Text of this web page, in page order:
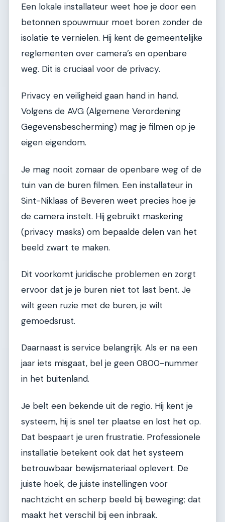
Een lokale installateur weet hoe je door een
betonnen spouwmuur moet boren zonder de
isolatie te vernielen. Hij kent de gemeentelijke
reglementen over camera’s en openbare
weg. Dit is cruciaal voor de privacy.
Privacy en veiligheid gaan hand in hand.
Volgens de AVG (Algemene Verordening
Gegevensbescherming) mag je filmen op je
eigen eigendom.
Je mag nooit zomaar de openbare weg of de
tuin van de buren filmen. Een installateur in
Sint-Niklaas of Beveren weet precies hoe je
de camera instelt. Hij gebruikt maskering
(privacy masks) om bepaalde delen van het
beeld zwart te maken.
Dit voorkomt juridische problemen en zorgt
ervoor dat je je buren niet tot last bent. Je
wilt geen ruzie met de buren, je wilt
gemoedsrust.
Daarnaast is service belangrijk. Als er na een
jaar iets misgaat, bel je geen 0800-nummer
in het buitenland.
Je belt een bekende uit de regio. Hij kent je
systeem, hij is snel ter plaatse en lost het op.
Dat bespaart je uren frustratie. Professionele
installatie betekent ook dat het systeem
betrouwbaar bewijsmateriaal oplevert. De
juiste hoek, de juiste instellingen voor
nachtzicht en scherp beeld bij beweging; dat
maakt het verschil bij een inbraak.